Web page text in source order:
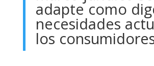
adapte como
necesidades
los